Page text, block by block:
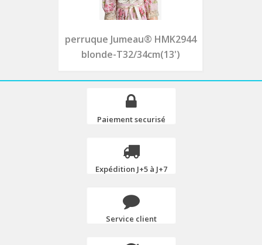
perruque Jumeau® HMK2944
blonde-T32/34cm(13')
Paiement securisé
Expédition J+5 à J+7
Service client